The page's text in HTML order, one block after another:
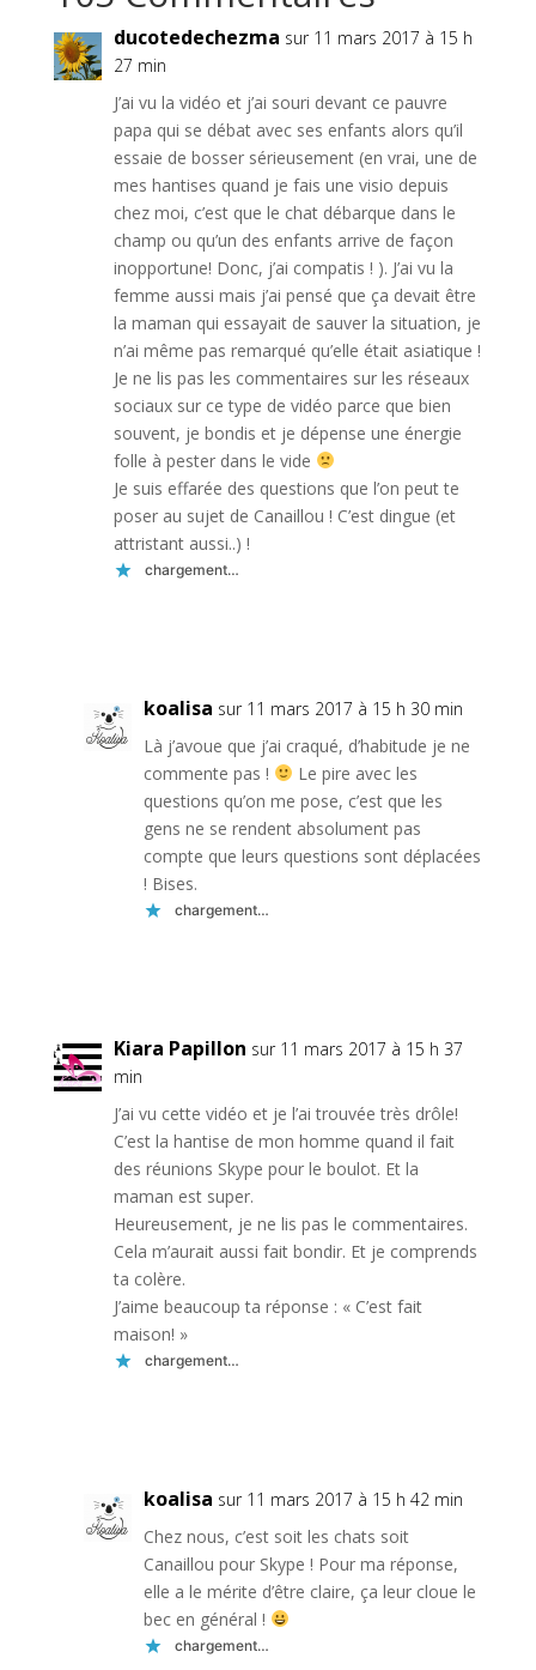
ducotedechezma sur 11 mars 2017 à 15 h
27 min
J’ai vu la vidéo et j’ai souri devant ce pauvre
papa qui se débat avec ses enfants alors qu’il
essaie de bosser sérieusement (en vrai, une de
mes hantises quand je fais une visio depuis
chez moi, c’est que le chat débarque dans le
champ ou qu’un des enfants arrive de façon
inopportune! Donc, j’ai compatis ! ). J’ai vu la
femme aussi mais j’ai pensé que ça devait être
la maman qui essayait de sauver la situation, je
n’ai même pas remarqué qu’elle était asiatique !
Je ne lis pas les commentaires sur les réseaux
sociaux sur ce type de vidéo parce que bien
souvent, je bondis et je dépense une énergie
folle à pester dans le vide
Je suis effarée des questions que l’on peut te
poser au sujet de Canaillou ! C’est dingue (et
attristant aussi..) !
chargement…
koalisa sur 11 mars 2017 à 15 h 30 min
Là j’avoue que j’ai craqué, d’habitude je ne
commente pas !
Le pire avec les
questions qu’on me pose, c’est que les
gens ne se rendent absolument pas
compte que leurs questions sont déplacées
! Bises.
chargement…
Kiara Papillon sur 11 mars 2017 à 15 h 37
min
J’ai vu cette vidéo et je l’ai trouvée très drôle!
C’est la hantise de mon homme quand il fait
des réunions Skype pour le boulot. Et la
maman est super.
Heureusement, je ne lis pas le commentaires.
Cela m’aurait aussi fait bondir. Et je comprends
ta colère.
J’aime beaucoup ta réponse : « C’est fait
maison! »
chargement…
koalisa sur 11 mars 2017 à 15 h 42 min
Chez nous, c’est soit les chats soit
Canaillou pour Skype ! Pour ma réponse,
elle a le mérite d’être claire, ça leur cloue le
bec en général !
chargement…